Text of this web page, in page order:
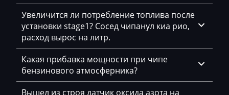
Belgee
Bell
Bentley
BMW
BobCat
Delphi DCM6.2
Delphi DCM6.2A
Delphi DCM7.1B
Marelli IAW6LPxx
Melco
Увеличится ли потребление топлива после
установки stage1? Сосед чипанул киа рио,
расход вырос на литр.
Какая прибавка мощности при чипе
бензинового атмосферника?
Вышел из строя датчик оксида азота на